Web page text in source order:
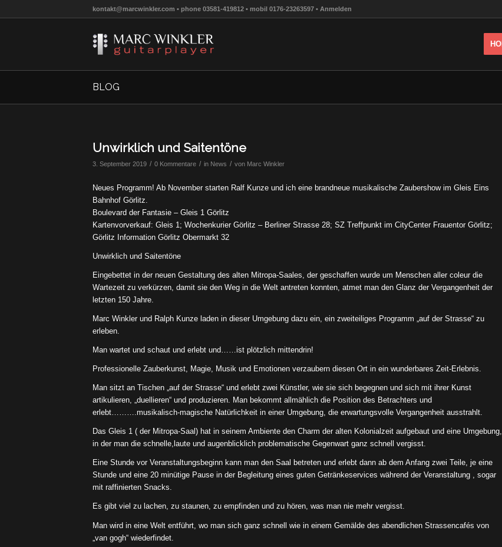
kontakt@marcwinkler.com • phone 03581-419812 • mobil 0176-23263597 • Anmelden
BLOG
Unwirklich und Saitentöne
3. September 2019 / 0 Kommentare / in News / von Marc Winkler
Neues Programm! Ab November starten Ralf Kunze und ich eine brandneue musikalische Zaubershow im Gleis Eins
Bahnhof Görlitz.
Boulevard der Fantasie – Gleis 1 Görlitz
Kartenvorverkauf: Gleis 1; Wochenkurier Görlitz – Berliner Strasse 28; SZ Treffpunkt im CityCenter Frauentor Görlitz;
Görlitz Information Görlitz Obermarkt 32
Unwirklich und Saitentöne
Eingebettet in der neuen Gestaltung des alten Mitropa-Saales, der geschaffen wurde um Menschen aller coleur die
Wartezeit zu verkürzen, damit sie den Weg in die Welt antreten konnten, atmet man den Glanz der Vergangenheit der
letzten 150 Jahre.
Marc Winkler und Ralph Kunze laden in dieser Umgebung dazu ein, ein zweiteiliges Programm „auf der Strasse“ zu
erleben.
Man wartet und schaut und erlebt und……ist plötzlich mittendrin!
Professionelle Zauberkunst, Magie, Musik und Emotionen verzaubern diesen Ort in ein wunderbares Zeit-Erlebnis.
Man sitzt an Tischen „auf der Strasse“ und erlebt zwei Künstler, wie sie sich begegnen und sich mit ihrer Kunst
artikulieren, „duellieren“ und produzieren. Man bekommt allmählich die Position des Betrachters und
erlebt……….musikalisch-magische Natürlichkeit in einer Umgebung, die erwartungsvolle Vergangenheit ausstrahlt.
Das Gleis 1 ( der Mitropa-Saal) hat in seinem Ambiente den Charm der alten Kolonialzeit aufgebaut und eine Umgebung,
in der man die schnelle,laute und augenblicklich problematische Gegenwart ganz schnell vergisst.
Eine Stunde vor Veranstaltungsbeginn kann man den Saal betreten und erlebt dann ab dem Anfang zwei Teile, je eine
Stunde und eine 20 minütige Pause in der Begleitung eines guten Getränkeservices während der Veranstaltung , sogar
mit raffinierten Snacks.
Es gibt viel zu lachen, zu staunen, zu empfinden und zu hören, was man nie mehr vergisst.
Man wird in eine Welt entführt, wo man sich ganz schnell wie in einem Gemälde des abendlichen Strassencafés von
„van gogh“ wiederfindet.